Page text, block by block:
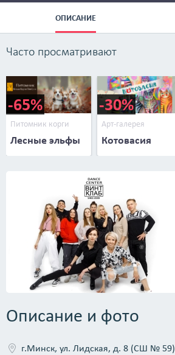
ОПИСАНИЕ
Часто просматривают
-65%
Питомник корги
Лесные эльфы
-30%
Арт-галерея
Котовасия
Описание и фото
г.Минск, ул. Лидская, д. 8 (СШ № 59)